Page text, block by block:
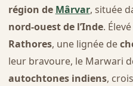
région de Mârvar, située
nord-ouest de l’Inde.
Rathores, une lignée de
leur bravoure, le Marwari
autochtones indiens,